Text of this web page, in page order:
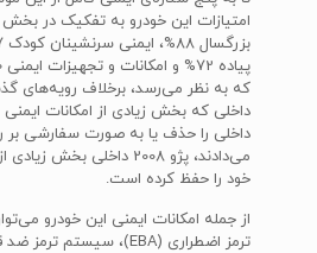
امتیازات این خودرو به تفکیک در
که به نظر می‌رسد، برخلاف رویه‌های
داخلی که بخش زیادی از امکانات
داخلی را حذف یا به صورت سفارشی بر
می‌دادند، پژو 2008 داخلی
خود را حفظ کرده است.
از جمله امکانات ایمنی این خودرو